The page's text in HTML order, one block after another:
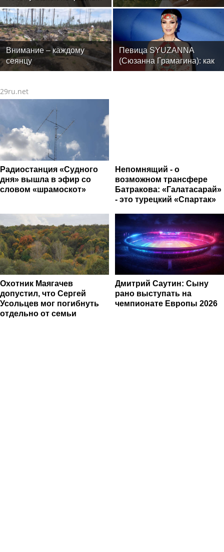
водонагреватель
может влиять на ЖКТ
Внимание – каждому
сеянцу
Певица SYUZANNA
(Сюзанна Грамагина): как
перестать волноваться и
29ru.net
Радиостанция «Судного
дня» вышла в эфир со
словом «шрамоскот»
Непомнящий - о
возможном трансфере
Батракова: «Галатасарай»
- это турецкий «Спартак»
Охотник Маягачев
допустил, что Сергей
Усольцев мог погибнуть
отдельно от семьи
Дмитрий Саутин: Сыну
рано выступать на
чемпионате Европы 2026